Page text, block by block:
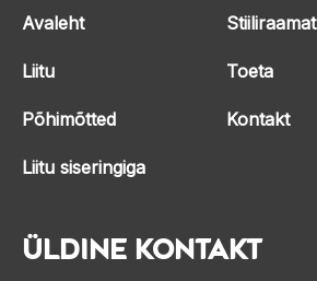
Avaleht
Liitu
Põhimõtted
Liitu siseringiga
Stiiliraamat
Toeta
Kontakt
Üldine kontakt